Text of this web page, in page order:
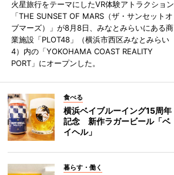
火星旅行をテーマにしたVR体験アトラクション
「THE SUNSET OF MARS（ザ・サンセットオ
ブマーズ）」が8月8日、みなとみらいにある商
業施設「PLOT48」（横浜市西区みなとみらい
4）内の「YOKOHAMA COAST REALITY
PORT」にオープンした。
食べる
横浜ベイブルーイング15周年
記念 新作ラガービール「ベ
イヘル」
暮らす・働く